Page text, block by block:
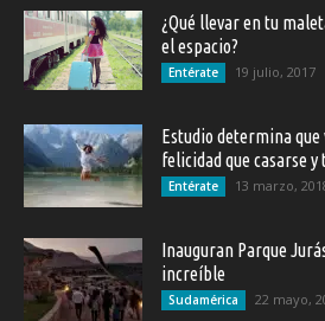
¿Qué llevar en tu
el espacio?
Entérate 19 julio, 2017
Estudio determina
felicidad que casarse y
Entérate 13 marzo,
Inauguran Parque
increíble
Sudamérica 22 mayo,